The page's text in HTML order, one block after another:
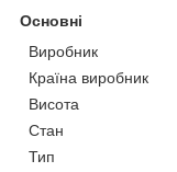
Основні
Виробник
Країна виробник
Висота
Стан
Тип